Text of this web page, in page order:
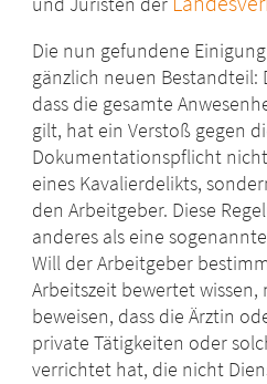
Die nun gefundene
gänzlich neuen Bestandteil:
dass die gesamte
gilt, hat ein Verstoß gegen
Dokumentationspflicht
eines Kavalierdelikts,
den Arbeitgeber. Diese
anderes als eine sogenannte
Will der Arbeitgeber
Arbeitszeit bewertet wissen,
beweisen, dass die Ärztin
private Tätigkeiten oder
verrichtet hat, die nicht